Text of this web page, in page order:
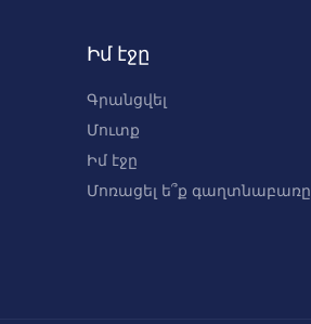
Իմ էջը
Գրանցվել
Մուտք
Իմ էջը
Մոռացել ե՞ք գաղտնաբառը